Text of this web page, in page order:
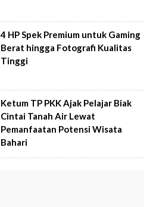
4 HP Spek Premium untuk Gaming
Berat hingga Fotografi Kualitas
Tinggi
Ketum TP PKK Ajak Pelajar Biak
Cintai Tanah Air Lewat
Pemanfaatan Potensi Wisata
Bahari